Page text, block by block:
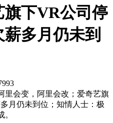
下VR公司停
多月仍未到
里会变，阿里会改；爱奇艺旗
月仍未到位；知情人士：极